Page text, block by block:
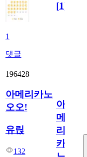
1
댓글
[1]
196428
아메리카노
오오!
유릱
132
아
메
리
카